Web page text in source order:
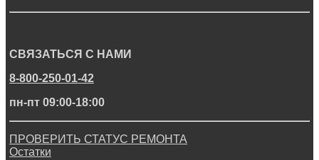
СВЯЗАТЬСЯ С НАМИ
8-800-250-01-42
пн-пт 09:00-18:00
ПРОВЕРИТЬ СТАТУС РЕМОНТА
Остатки